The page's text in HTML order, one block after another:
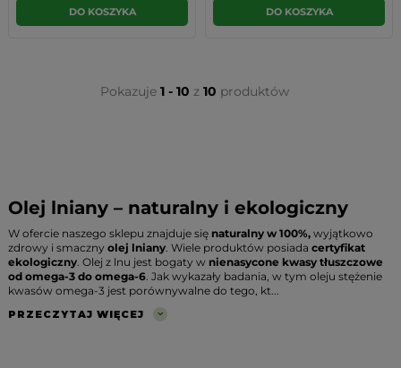
DO KOSZYKA DO KOSZYKA
Pokazuje 1 - 10 z 10 produktów
Olej lniany – naturalny i ekologiczny
W ofercie naszego sklepu znajduje się naturalny w 100%, wyjątkowo
zdrowy i smaczny olej lniany. Wiele produktów posiada certyfikat
ekologiczny. Olej z lnu jest bogaty w nienasycone kwasy tłuszczowe
od omega-3 do omega-6. Jak wykazały badania, w tym oleju stężenie
kwasów omega-3 jest porównywalne do tego, kt...
PRZECZYTAJ WIĘCEJ